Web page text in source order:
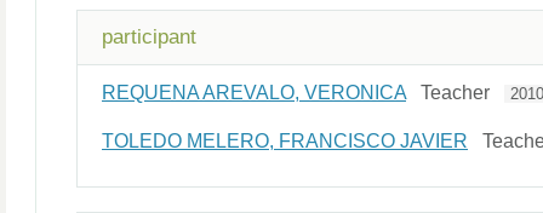
participant
REQUENA AREVALO, VERONICA Teacher
TOLEDO MELERO, FRANCISCO JAVIER